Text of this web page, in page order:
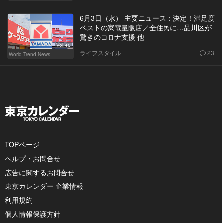
Vol.46
World Trend News
6月3日（水） 主要ニュース：決定！満足度
ベストの家電量販店／全住民に…品川区が
驚きのコロナ支援 他
ライフスタイル 23
TOPページ
ヘルプ・お問合せ
広告に関するお問合せ
東京カレンダー 企業情報
利用規約
個人情報保護方針